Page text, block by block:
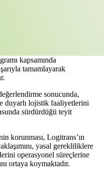
kapsamında
tamamlayarak
sonucunda,
duyarlı lojistik faaliyetlerini
sürdürdüğü teyit
korunması, Logitrans’ın
yasal gerekliliklere
operasyonel süreçlerine
ortaya koymaktadır.